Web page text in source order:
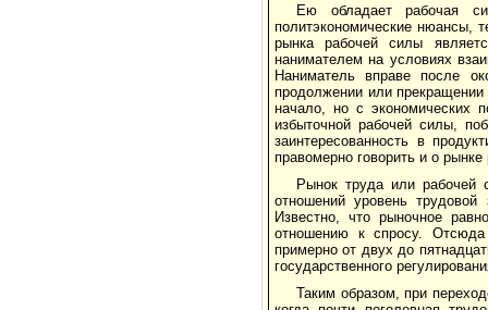
Ею обладает рабочая
политэкономические нюансы,
рынка рабочей силы
нанимателем на условиях
Наниматель вправе после
продолжении или
начало, но с экономических
избыточной рабочей силы,
заинтересованность в
правомерно говорить и о рынке
Рынок труда или рабочей
отношений уровень
Известно, что рыночное
отношению к спросу. Отсюда
примерно от двух до
государственного
Таким образом, при